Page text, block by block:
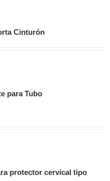
Cinturón
para Tubo
protector cervical tipo